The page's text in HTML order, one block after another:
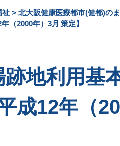
祉 > 北大阪健康医療都市(健都)の
（2000年）3月 策定】
跡地利用基
成12年（